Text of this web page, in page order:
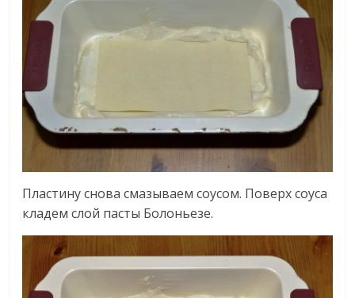
Пластину снова смазываем соусом. Поверх соуса
кладем слой пасты Болоньезе.